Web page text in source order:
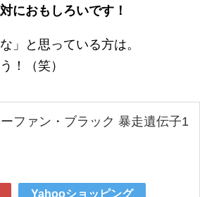
におもしろいです！
」と思っている方は。
！（笑）
ファン・ブラック 暴走遺伝子1
Yahooショッピング